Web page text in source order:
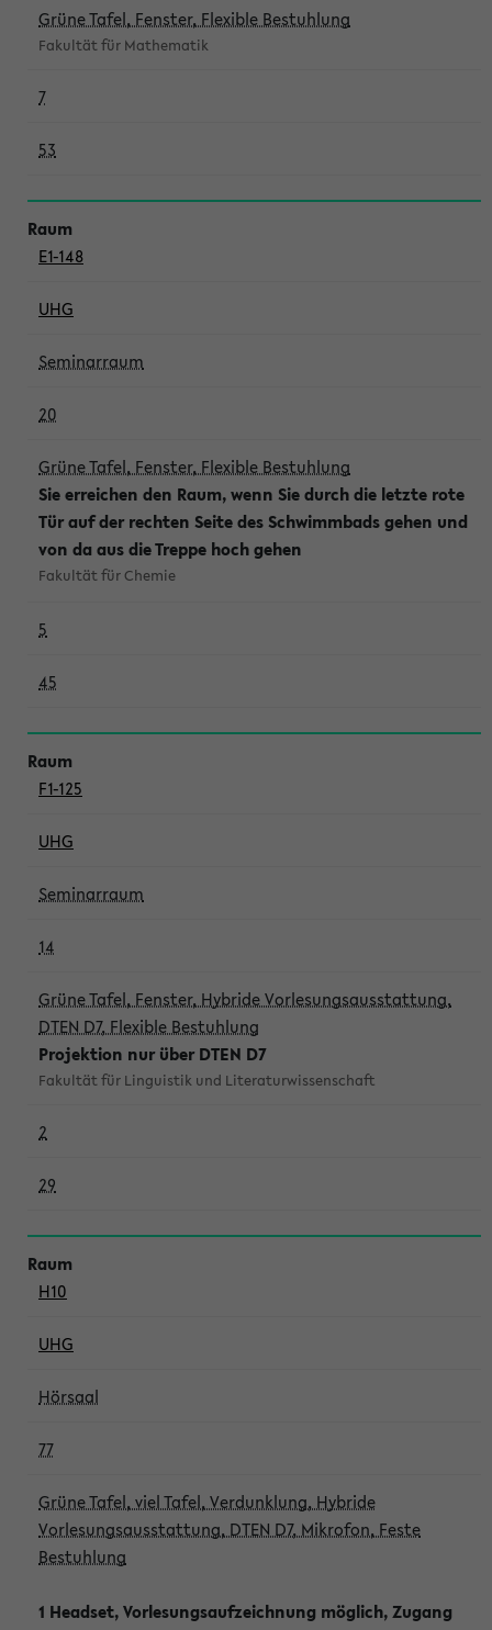
Grüne Tafel, Fenster, Flexible Bestuhlung
Fakultät für Mathematik
7
53
E1-148
UHG
Seminarraum
20
Grüne Tafel, Fenster, Flexible Bestuhlung
Sie erreichen den Raum, wenn Sie durch die letzte rote
Tür auf der rechten Seite des Schwimmbads gehen und
von da aus die Treppe hoch gehen
Fakultät für Chemie
5
45
F1-125
UHG
Seminarraum
14
Grüne Tafel, Fenster, Hybride Vorlesungsausstattung,
DTEN D7, Flexible Bestuhlung
Projektion nur über DTEN D7
Fakultät für Linguistik und Literaturwissenschaft
2
29
H10
UHG
Hörsaal
77
Grüne Tafel, viel Tafel, Verdunklung, Hybride
Vorlesungsausstattung, DTEN D7, Mikrofon, Feste
Bestuhlung
1 Headset, Vorlesungsaufzeichnung möglich, Zugang